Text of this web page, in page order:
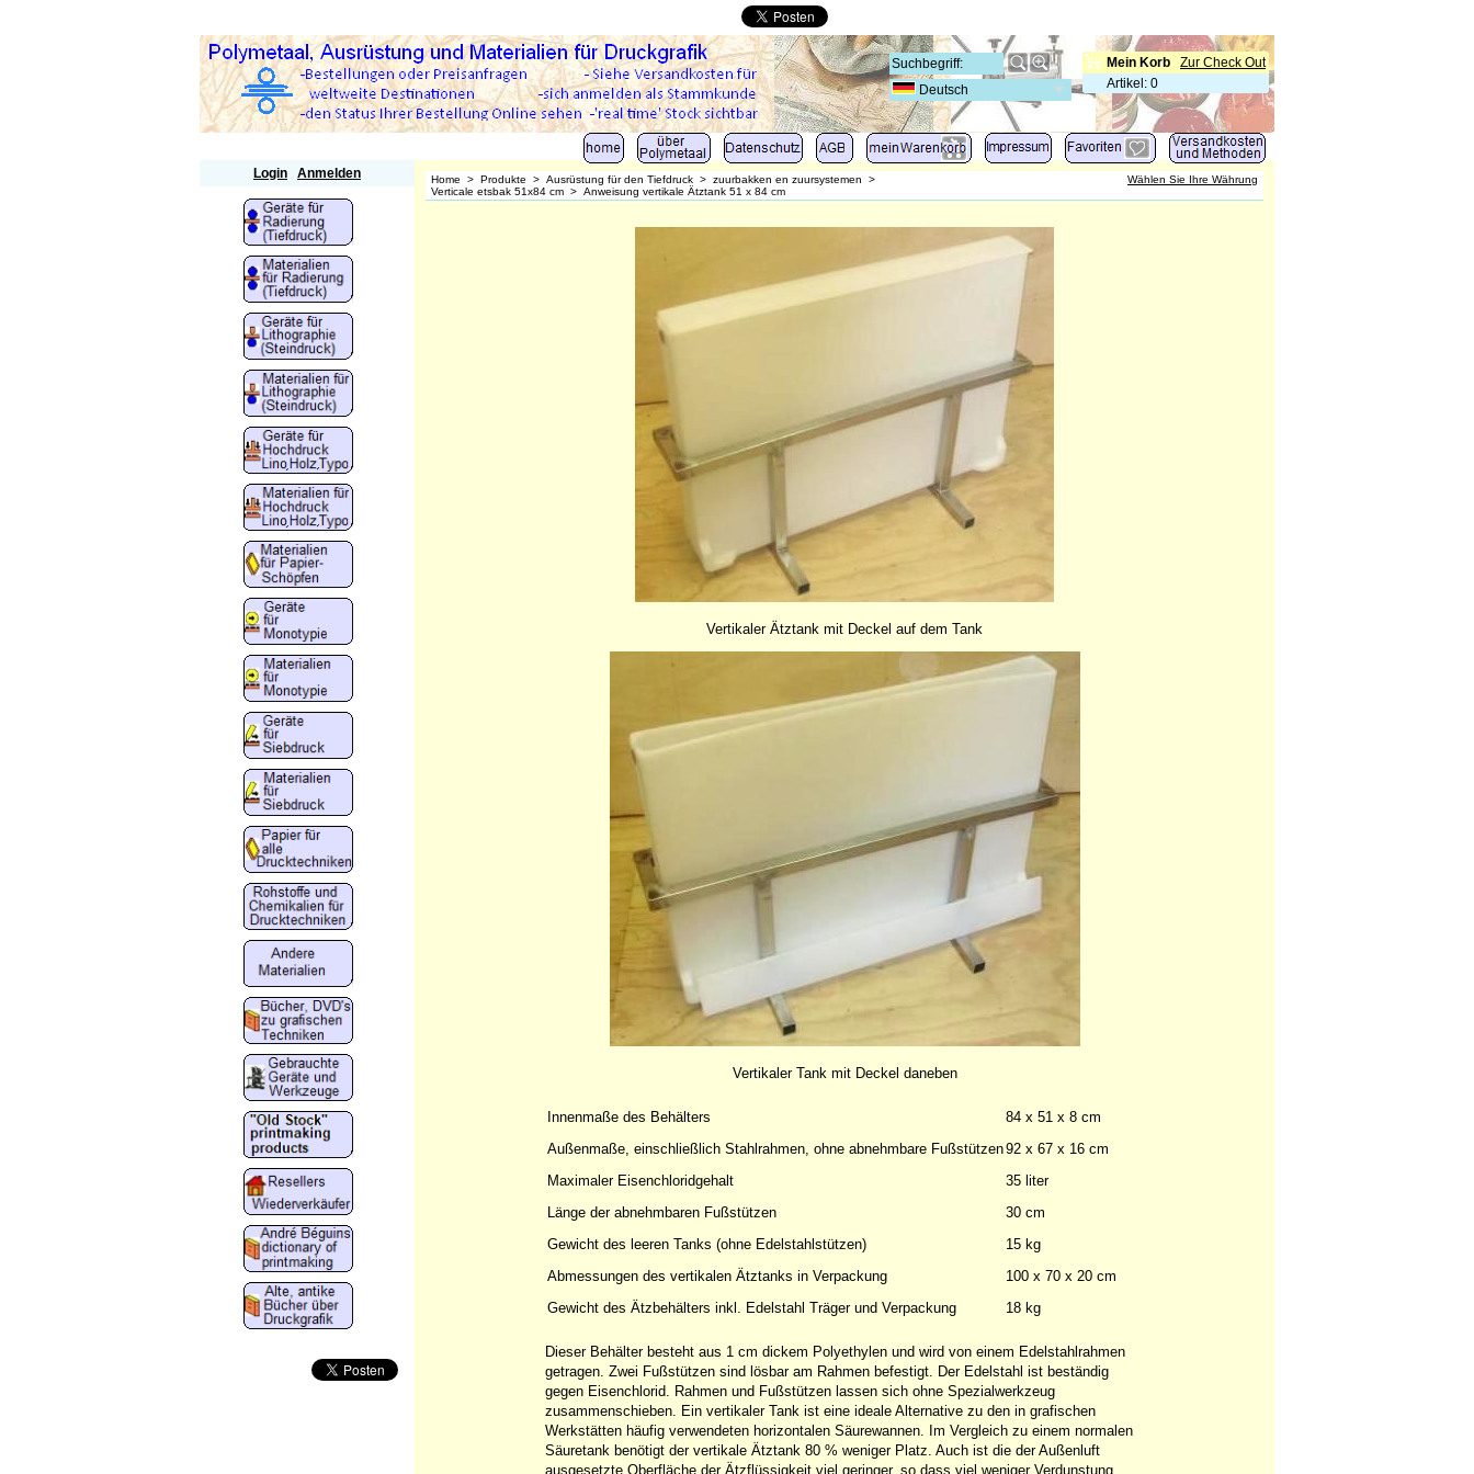
Zur Check Out
Mein Korb
Artikel : 0
Deutsch
Login Anmelden Home > Produkte > Ausrüstung für den Tiefdruck > zuurbakken en zuursystemen >
Verticale etsbak 51x84 cm > Anweisung vertikale Ätztank 51 x 84 cm
Wählen Sie Ihre Währung
Vertikaler Ätztank mit Deckel auf dem Tank
Vertikaler Tank mit Deckel daneben
Innenmaße des Behälters
84 x 51 x 8 cm
Außenmaße, einschließlich Stahlrahmen, ohne abnehmbare Fußstützen92 x 67 x 16 cm
Maximaler Eisenchloridgehalt
35 liter
Länge der abnehmbaren Fußstützen
30 cm
Gewicht des leeren Tanks (ohne Edelstahlstützen)
15 kg
Abmessungen des vertikalen Ätztanks in Verpackung
100 x 70 x 20 cm
Gewicht des Ätzbehälters inkl. Edelstahl Träger und Verpackung
18 kg
Dieser Behälter besteht aus 1 cm dickem Polyethylen und wird von einem Edelstahlrahmen
getragen. Zwei Fußstützen sind lösbar am Rahmen befestigt. Der Edelstahl ist beständig
gegen Eisenchlorid. Rahmen und Fußstützen lassen sich ohne Spezialwerkzeug
zusammenschieben. Ein vertikaler Tank ist eine ideale Alternative zu den in grafischen
Werkstätten häufig verwendeten horizontalen Säurewannen. Im Vergleich zu einem normalen
Säuretank benötigt der vertikale Ätztank 80 % weniger Platz. Auch ist die der Außenluft
ausgesetzte Oberfläche der Ätzflüssigkeit viel geringer, so dass viel weniger Verdunstung